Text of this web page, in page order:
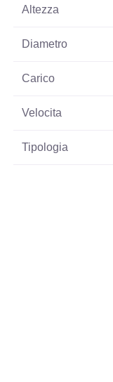
Altezza
Diametro
Carico
Velocita
Tipologia